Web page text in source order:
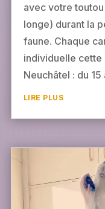
avec votre
longe) durant la
faune. Chaque
individuelle cette
Neuchâtel : du
LIRE PLUS